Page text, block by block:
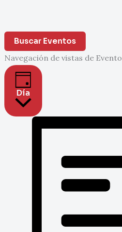
Buscar Eventos
Navegación de vistas de Evento
Día